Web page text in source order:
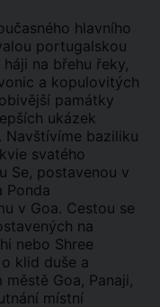
hlavního
portugalskou
na břehu řeky,
a kopulovitých
památky
ukázek
Navštívíme baziliku
svatého
Se, postavenou v
Ponda
v Goa. Cestou se
na
nebo Shree
klid duše a
Goa, Panaji,
místní